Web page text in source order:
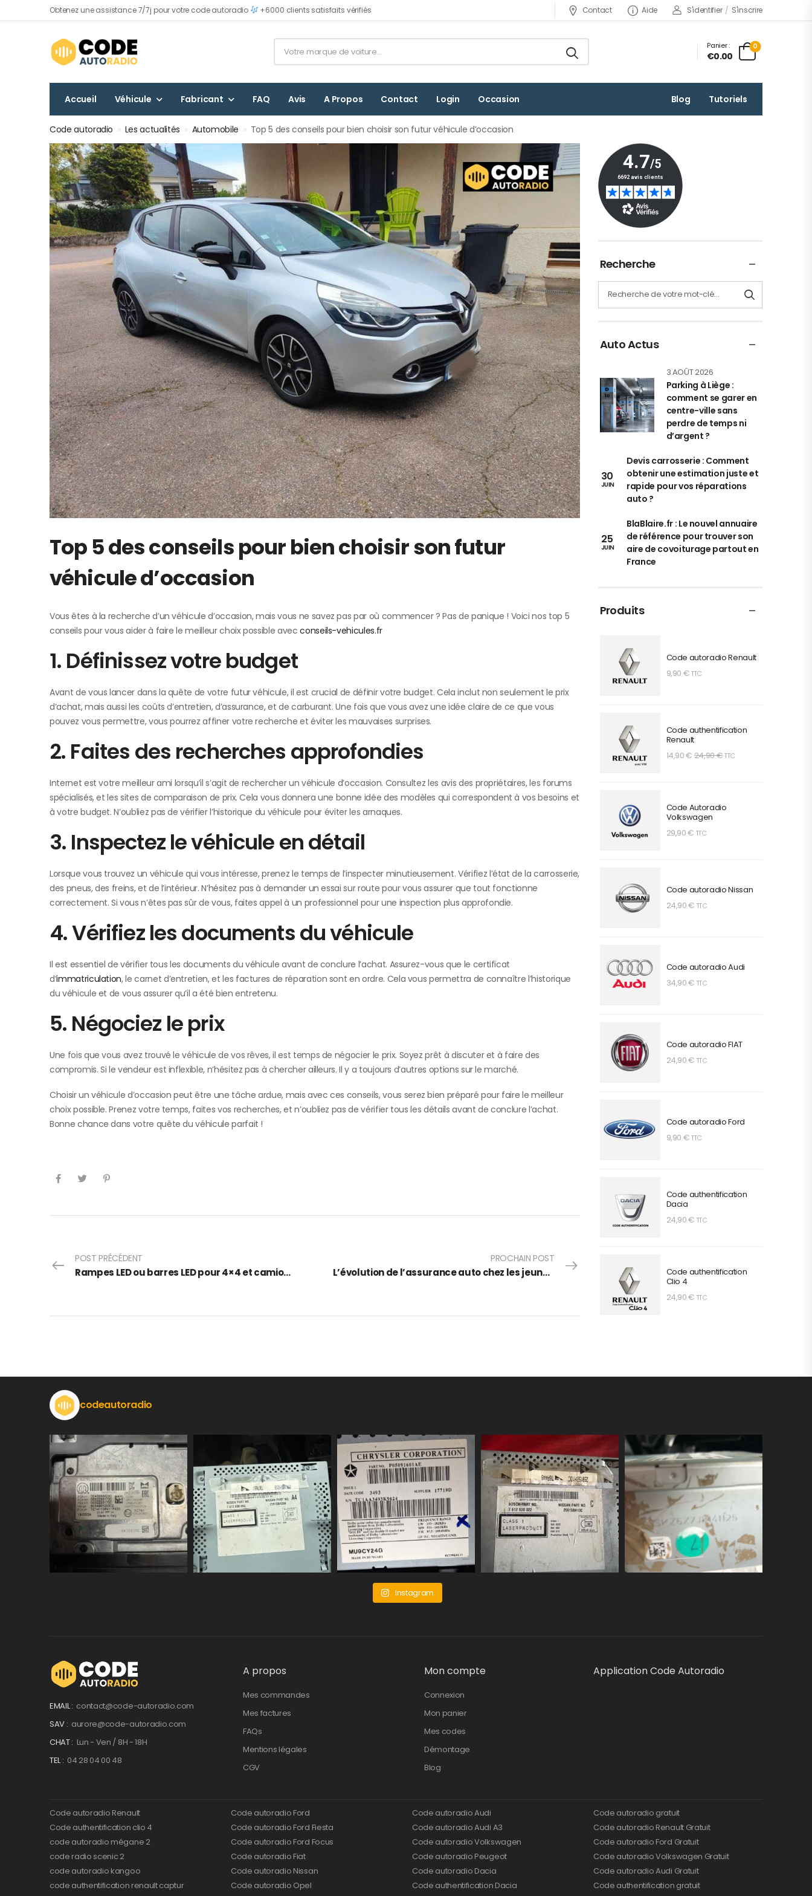
Obtenez une assistance 7/7j pour votre code autoradio +6000 clients satisfaits vérifiés Contact Aide S'identifier / S'inscrire
Panier :
€0.00
0
Accueil Véhicule Fabricant FAQ Avis A Propos Contact Login Occasion Blog Tutoriels
Code autoradio » Les actualités » Automobile » Top 5 des conseils pour bien choisir son futur véhicule d’occasion
Top 5 des conseils pour bien choisir son futur
véhicule d’occasion
Vous êtes à la recherche d’un véhicule d’occasion, mais vous ne savez pas par où commencer ? Pas de panique ! Voici nos top 5
conseils pour vous aider à faire le meilleur choix possible avecconseils-vehicules.fr
1. Définissez votre budget
Avant de vous lancer dans la quête de votre futur véhicule, il est crucial de définir votre budget. Cela inclut non seulement le prix
d’achat, mais aussi les coûts d’entretien, d’assurance, et de carburant. Une fois que vous avez une idée claire de ce que vous
pouvez vous permettre, vous pourrez affiner votre recherche et éviter les mauvaises surprises.
2. Faites des recherches approfondies
Internet est votre meilleur ami lorsqu’il s’agit de rechercher un véhicule d’occasion. Consultez les avis des propriétaires, les forums
spécialisés, et les sites de comparaison de prix. Cela vous donnera une bonne idée des modèles qui correspondent à vos besoins et
à votre budget. N’oubliez pas de vérifier l’historique du véhicule pour éviter les arnaques.
3. Inspectez le véhicule en détail
Lorsque vous trouvez un véhicule qui vous intéresse, prenez le temps de l’inspecter minutieusement. Vérifiez l’état de la carrosserie,
des pneus, des freins, et de l’intérieur. N’hésitez pas à demander un essai sur route pour vous assurer que tout fonctionne
correctement. Si vous n’êtes pas sûr de vous, faites appel à un professionnel pour une inspection plus approfondie.
4. Vérifiez les documents du véhicule
Il est essentiel de vérifier tous les documents du véhicule avant de conclure l’achat. Assurez-vous que le certificat
d’immatriculation, le carnet d’entretien, et les factures de réparation sont en ordre. Cela vous permettra de connaître l’historique
du véhicule et de vous assurer qu’il a été bien entretenu.
5. Négociez le prix
Une fois que vous avez trouvé le véhicule de vos rêves, il est temps de négocier le prix. Soyez prêt à discuter et à faire des
compromis. Si le vendeur est inflexible, n’hésitez pas à chercher ailleurs. Il y a toujours d’autres options sur le marché.
Choisir un véhicule d’occasion peut être une tâche ardue, mais avec ces conseils, vous serez bien préparé pour faire le meilleur
choix possible. Prenez votre temps, faites vos recherches, et n’oubliez pas de vérifier tous les détails avant de conclure l’achat.
Bonne chance dans votre quête du véhicule parfait !
POST PRÉCÉDENT
Rampes LED ou barres LED pour 4×4 et camions ?
PROCHAIN POST
L’évolution de l’assurance auto chez les jeunes conducteurs en 2024
Recherche
Auto Actus
3 AOÛT 2026
Parking à Liège :
comment se garer en
centre-ville sans
perdre de temps ni
d’argent ?
30
JUIN
Devis carrosserie : Comment
obtenir une estimation juste et
rapide pour vos réparations
auto ?
25
JUIN
BlaBlaire.fr : Le nouvel annuaire
de référence pour trouver son
aire de covoiturage partout en
France
Produits
Code autoradio Renault
9,90 € TTC
Code authentification
Renault
14,90€24,90€TTC
Code Autoradio
Volkswagen
29,90€ TTC
Code autoradio Nissan
24,90€ TTC
Code autoradio Audi
34,90€ TTC
Code autoradio FIAT
24,90€ TTC
Code autoradio Ford
9,90 € TTC
Code authentification
Dacia
24,90€ TTC
Code authentification
Clio 4
24,90€ TTC
codeautoradio
Instagram
EMAIL : contact@code-autoradio.com
SAV : aurore@code-autoradio.com
CHAT : Lun - Ven / 8H - 18H
TEL : 04 28 04 00 48
A propos
Mes commandes
Mes factures
FAQs
Mentions légales
CGV
Mon compte
Connexion
Mon panier
Mes codes
Démontage
Blog
Application Code Autoradio
Code autoradio Renault
Code authentification clio 4
code autoradio mégane 2
code radio scenic 2
code autoradio kangoo
code authentification renault captur
Code autoradio Ford
Code autoradio Ford Fiesta
Code autoradio Ford Focus
Code autoradio Fiat
Code autoradio Nissan
Code autoradio Opel
Code autoradio Audi
Code autoradio Audi A3
Code autoradio Volkswagen
Code autoradio Peugeot
Code autoradio Dacia
Code authentification Dacia
Code autoradio gratuit
Code autoradio Renault Gratuit
Code autoradio Ford Gratuit
Code autoradio Volkswagen Gratuit
Code autoradio Audi Gratuit
Code authentification gratuit